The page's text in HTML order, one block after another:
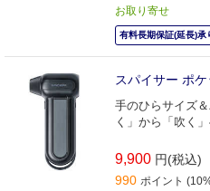
お取り寄せ
有料長期保証(延長)承
スパイサー ポ
手のひらサイズ
く」から「吹く」
9,900 円(税込)
990 ポイント